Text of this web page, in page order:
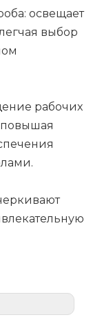
освещает
выбор
рабочих
повышая